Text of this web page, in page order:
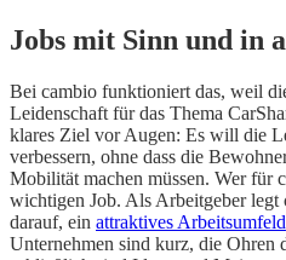
Jobs mit Sinn und in
Bei cambio funktioniert das, weil
Leidenschaft für das Thema
klares Ziel vor Augen: Es will die
verbessern, ohne dass die
Mobilität machen müssen. Wer für
wichtigen Job. Als Arbeitgeber legt
darauf, ein attraktives Arbeitsumfeld
Unternehmen sind kurz, die Ohren